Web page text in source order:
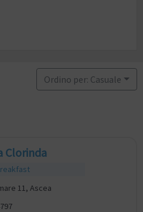
Ordino per: Casuale
Clorinda
11, Ascea